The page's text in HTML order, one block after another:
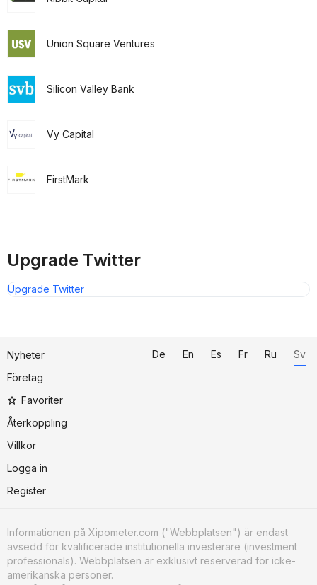
Union Square Ventures
Silicon Valley Bank
Vy Capital
FirstMark
Upgrade Twitter
Upgrade Twitter
Nyheter
Företag
Favoriter
Återkoppling
Villkor
Logga in
Register
De En Es Fr Ru Sv
Informationen på Xipometer.com ("Webbplatsen") är endast
avsedd för kvalificerade institutionella investerare (investment
professionals). Webbplatsen är exklusivt reserverad för icke-
amerikanska personer.